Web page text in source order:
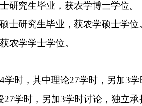
研究生毕业，获农学博士学位。
士研究生毕业，获农学硕士学位
农学学士学位。
学时，其中理论27学时，另加3学
27学时，另加3学时讨论，独立承